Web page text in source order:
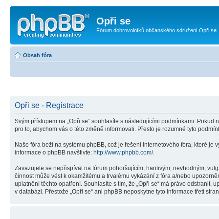
Opři se
Fórum dobrovolníků občanského sdružení Opři se
Obsah fóra
Opři se - Registrace
Svým přístupem na „Opři se“ souhlasíte s následujícími podmínkami.
pro to, abychom vás o této změně informovali. Přesto je rozumné tyto
Naše fóra beží na systému phpBB, což je řešení internetového fóra, které je
informace o phpBB navštivte: http://www.phpbb.com/.
Zavazujete se nepřispívat na fórum pohoršujícím, hanlivým, nevhodným,
činnost může vést k okamžitému a trvalému vykázání z fóra a/nebo
uplatnění těchto opatření. Souhlasíte s tím, že „Opři se“ má právo
v databázi. Přestože „Opři se“ ani phpBB neposkytne tyto informace třetí